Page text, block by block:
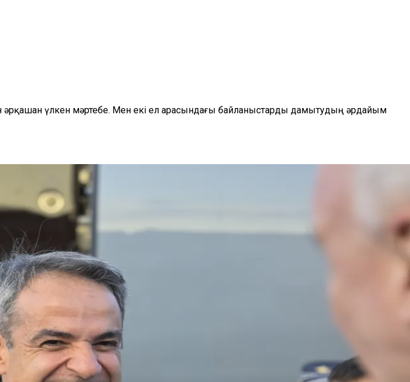
әрқашан үлкен мәртебе. Мен екі ел арасындағы байланыстарды дамытудың әрдайым